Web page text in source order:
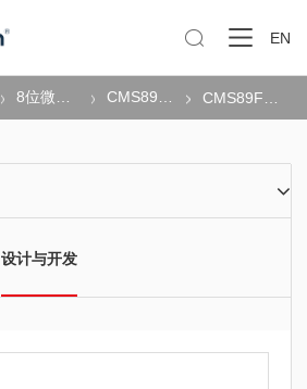
 EN
设计与开发